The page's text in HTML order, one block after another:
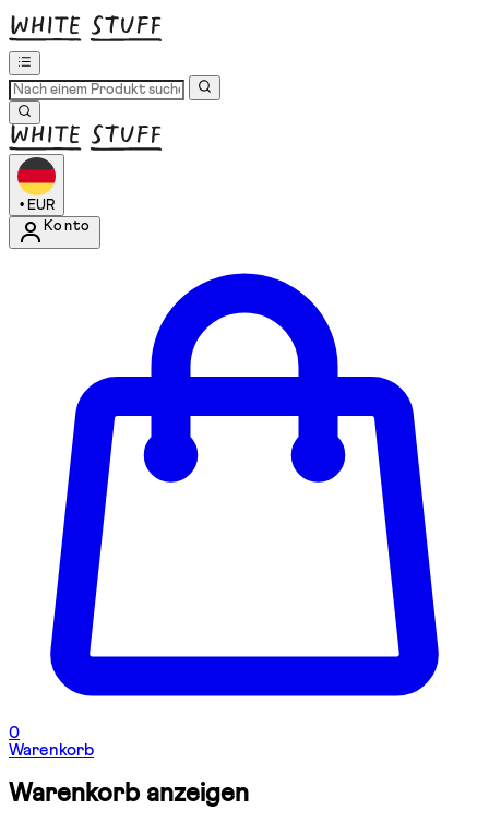
• EUR
Konto
0
Warenkorb
Warenkorb anzeigen